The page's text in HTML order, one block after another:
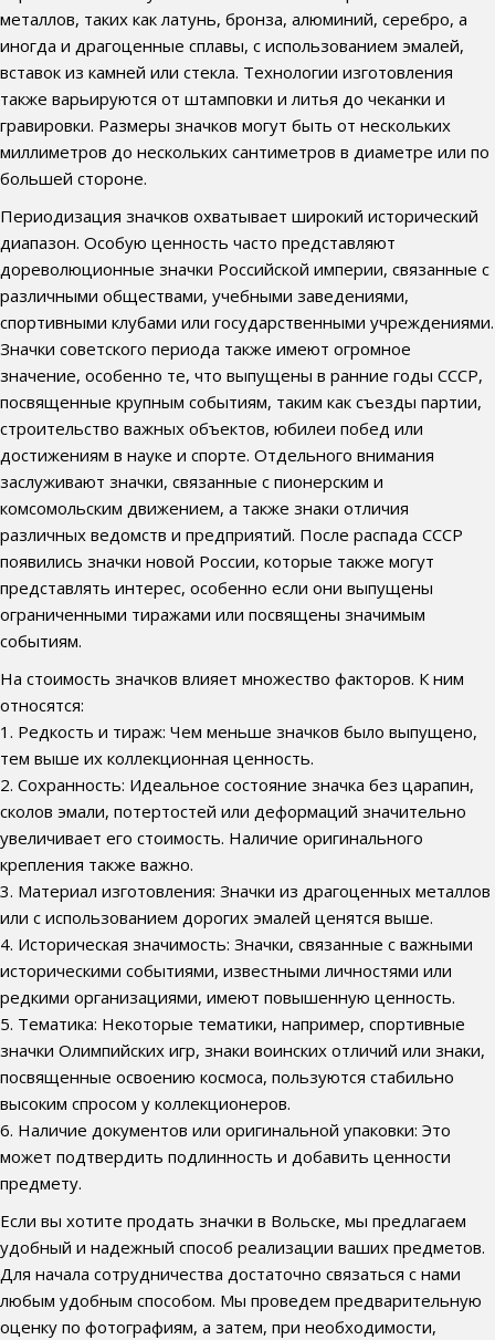
металлов, таких как латунь, бронза, алюминий, серебро, а
иногда и драгоценные сплавы, с использованием эмалей,
вставок из камней или стекла. Технологии изготовления
также варьируются от штамповки и литья до чеканки и
гравировки. Размеры значков могут быть от нескольких
миллиметров до нескольких сантиметров в диаметре или по
большей стороне.
Периодизация значков охватывает широкий исторический
диапазон. Особую ценность часто представляют
дореволюционные значки Российской империи, связанные с
различными обществами, учебными заведениями,
спортивными клубами или государственными учреждениями.
Значки советского периода также имеют огромное
значение, особенно те, что выпущены в ранние годы СССР,
посвященные крупным событиям, таким как съезды партии,
строительство важных объектов, юбилеи побед или
достижениям в науке и спорте. Отдельного внимания
заслуживают значки, связанные с пионерским и
комсомольским движением, а также знаки отличия
различных ведомств и предприятий. После распада СССР
появились значки новой России, которые также могут
представлять интерес, особенно если они выпущены
ограниченными тиражами или посвящены значимым
событиям.
На стоимость значков влияет множество факторов. К ним
относятся:
1. Редкость и тираж: Чем меньше значков было выпущено,
тем выше их коллекционная ценность.
2. Сохранность: Идеальное состояние значка без царапин,
сколов эмали, потертостей или деформаций значительно
увеличивает его стоимость. Наличие оригинального
крепления также важно.
3. Материал изготовления: Значки из драгоценных металлов
или с использованием дорогих эмалей ценятся выше.
4. Историческая значимость: Значки, связанные с важными
историческими событиями, известными личностями или
редкими организациями, имеют повышенную ценность.
5. Тематика: Некоторые тематики, например, спортивные
значки Олимпийских игр, знаки воинских отличий или знаки,
посвященные освоению космоса, пользуются стабильно
высоким спросом у коллекционеров.
6. Наличие документов или оригинальной упаковки: Это
может подтвердить подлинность и добавить ценности
предмету.
Если вы хотите продать значки в Вольске, мы предлагаем
удобный и надежный способ реализации ваших предметов.
Для начала сотрудничества достаточно связаться с нами
любым удобным способом. Мы проведем предварительную
оценку по фотографиям, а затем, при необходимости,